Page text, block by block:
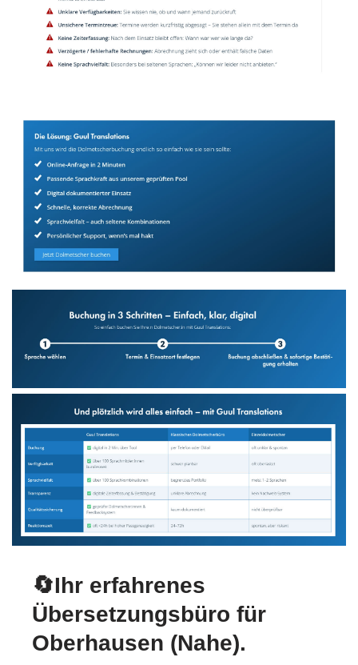
🔄Ihr erfahrenes
Übersetzungsbüro für
Oberhausen (Nahe).